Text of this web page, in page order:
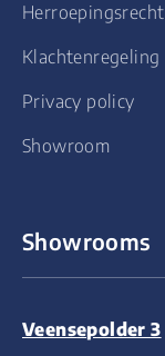
Herroepingsrecht
Klachtenregeling
Privacy policy
Showroom
Showrooms
Veensepolder 3